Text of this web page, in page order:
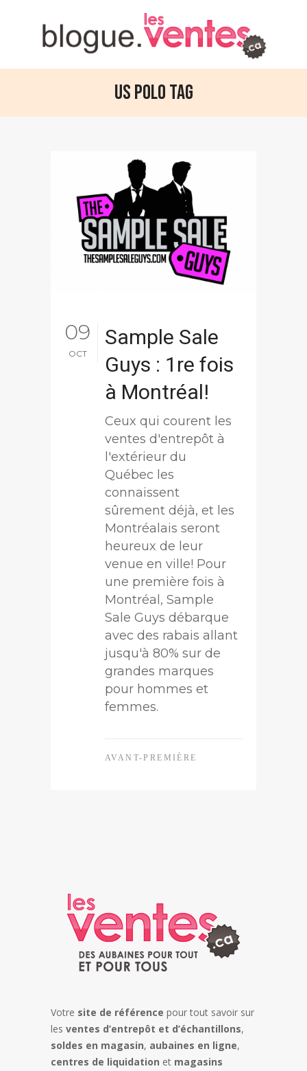
Us Polo Tag
09
OCT
Sample Sale
Guys : 1re fois
à Montréal!
Ceux qui courent les
ventes d'entrepôt à
l'extérieur du
Québec les
connaissent
sûrement déjà, et les
Montréalais seront
heureux de leur
venue en ville! Pour
une première fois à
Montréal, Sample
Sale Guys débarque
avec des rabais allant
jusqu'à 80% sur de
grandes marques
pour hommes et
femmes.
AVANT-PREMIÈRE
Votre site de référence pour tout savoir sur
les ventes d’entrepôt et d’échantillons,
soldes en magasin, aubaines en ligne,
centres de liquidation et magasins